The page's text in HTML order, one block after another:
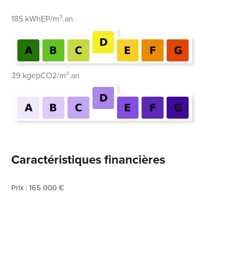
185 kWhEP/m².an
39 kgepCO2/m².an
Caractéristiques financières
Prix : 165 000 €